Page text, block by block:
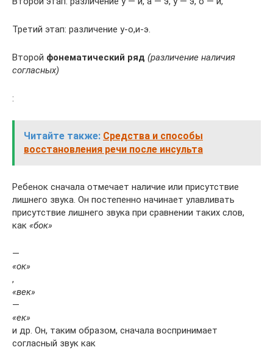
Третий этап: различение у-о,и-э.
Второй фонематический ряд (различение наличия
согласных)
:
Читайте также: Средства и способы
восстановления речи после инсульта
Ребенок сначала отмечает наличие или присутствие
лишнего звука. Он постепенно начинает улавливать
присутствие лишнего звука при сравнении таких слов,
как «бок»
—
«ок»
,
«век»
—
«ек»
и др. Он, таким образом, сначала воспринимает
согласный звук как